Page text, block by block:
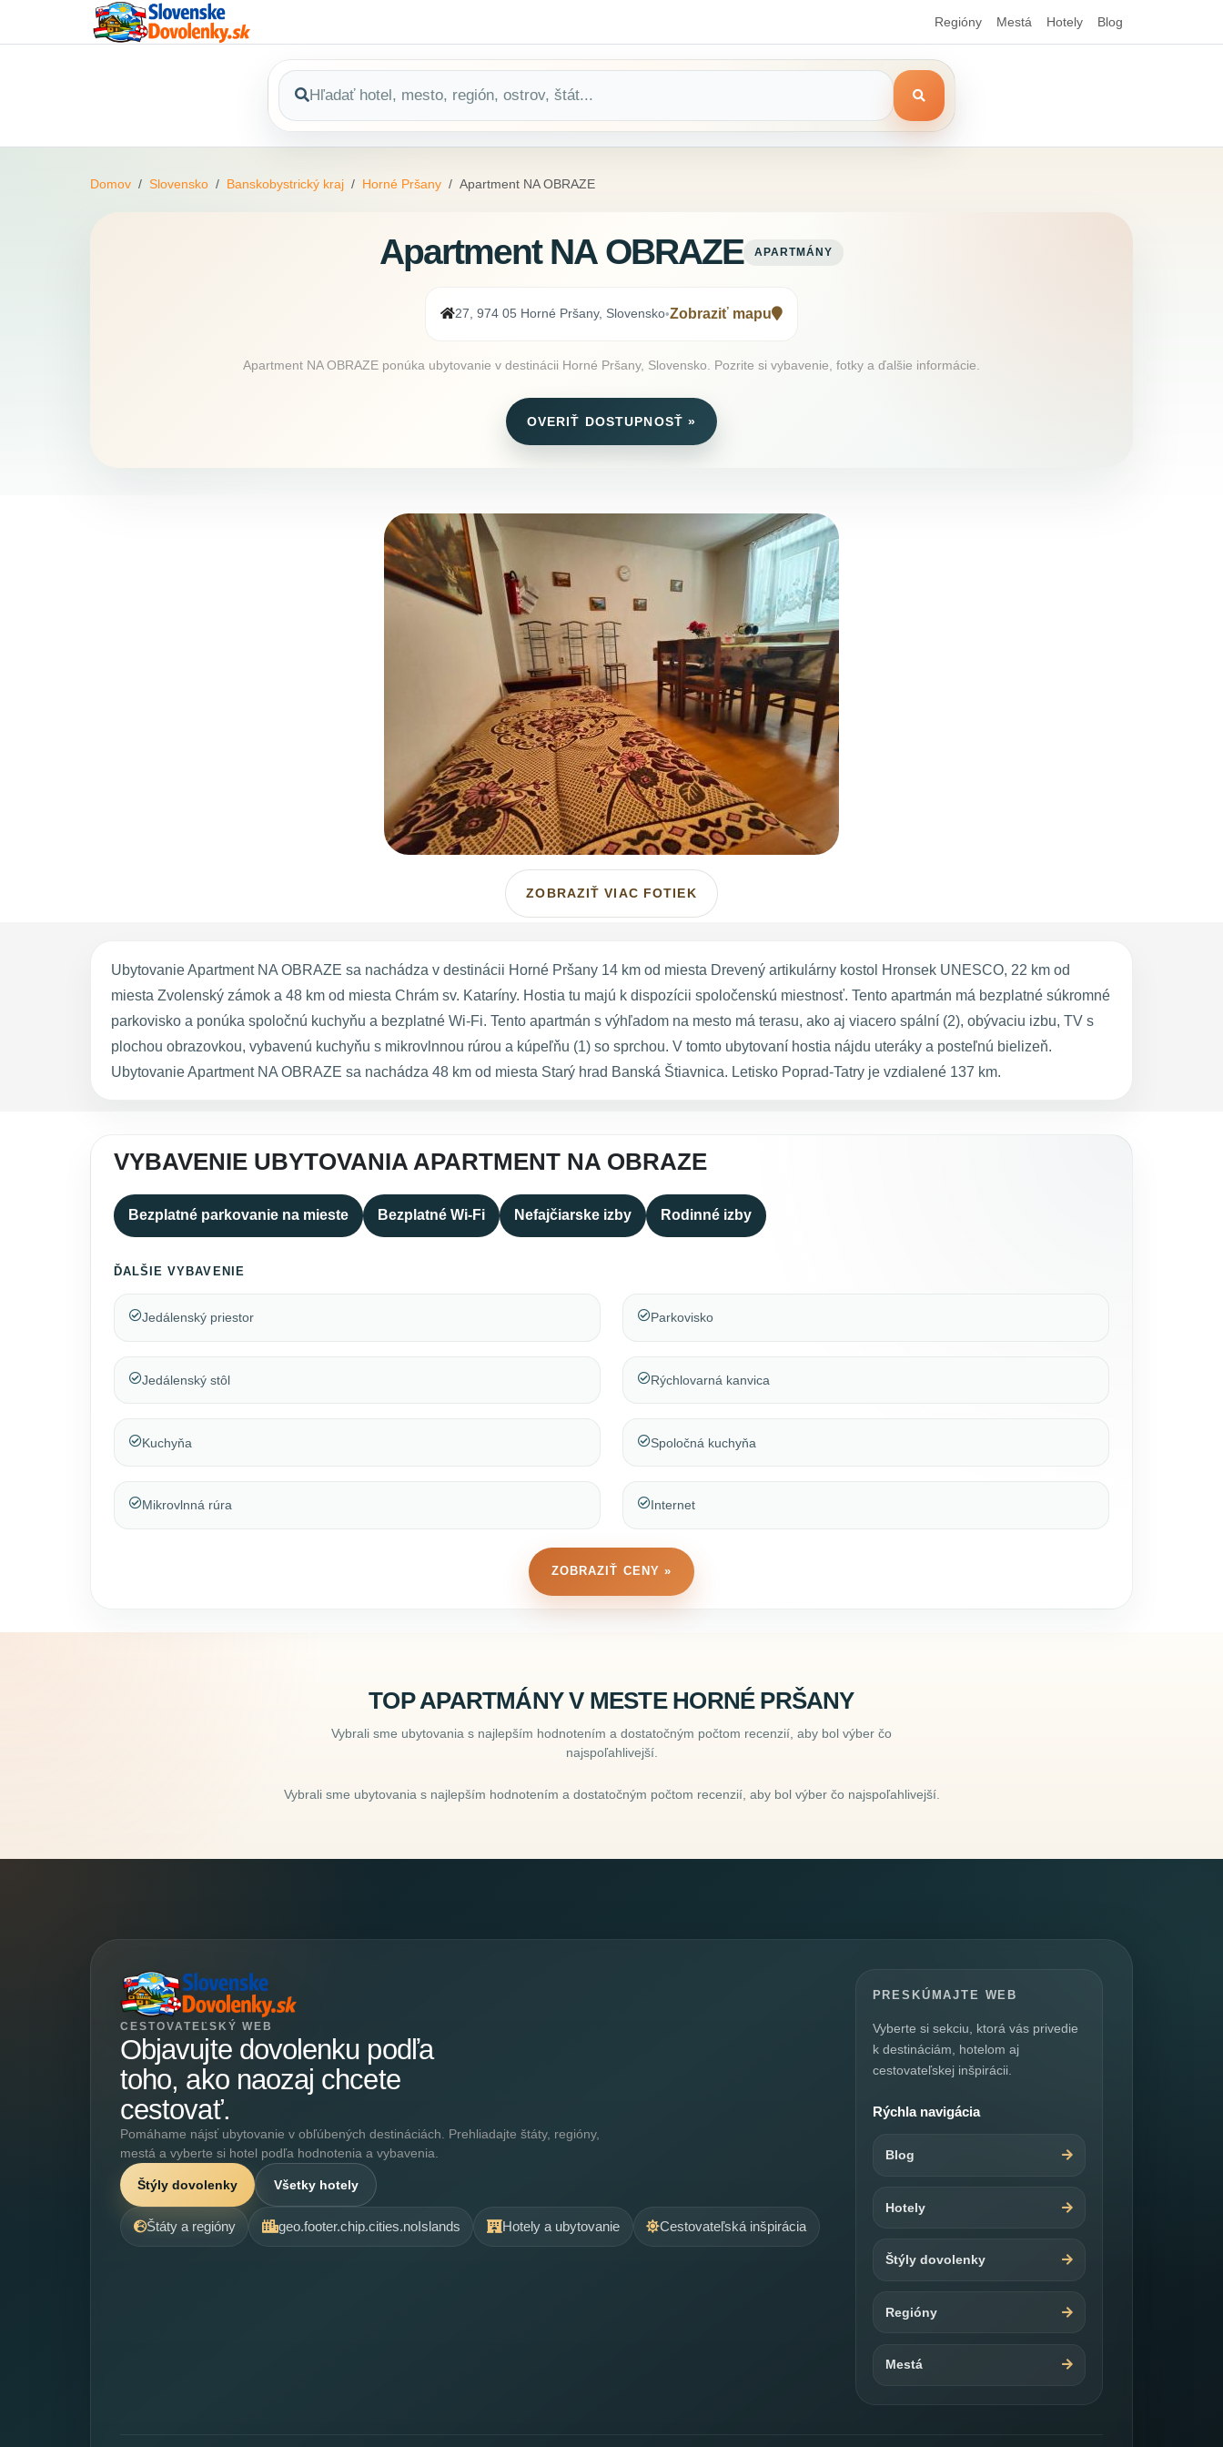
Regióny Mestá Hotely Blog
Domov Slovensko Banskobystrický kraj Horné Pršany Apartment NA OBRAZE
Apartment NA OBRAZE APARTMÁNY
27, 974 05 Horné Pršany, Slovensko•Zobraziť mapu
Apartment NA OBRAZE ponúka ubytovanie v destinácii Horné Pršany, Slovensko. Pozrite si vybavenie, fotky a ďalšie informácie.
OVERIŤ DOSTUPNOSŤ »
ZOBRAZIŤ VIAC FOTIEK
Ubytovanie Apartment NA OBRAZE sa nachádza v destinácii Horné Pršany 14 km od miesta Drevený artikulárny kostol Hronsek UNESCO, 22 km od
miesta Zvolenský zámok a 48 km od miesta Chrám sv. Kataríny. Hostia tu majú k dispozícii spoločenskú miestnosť. Tento apartmán má bezplatné súkromné
parkovisko a ponúka spoločnú kuchyňu a bezplatné Wi-Fi. Tento apartmán s výhľadom na mesto má terasu, ako aj viacero spální (2), obývaciu izbu, TV s
plochou obrazovkou, vybavenú kuchyňu s mikrovlnnou rúrou a kúpeľňu (1) so sprchou. V tomto ubytovaní hostia nájdu uteráky a posteľnú bielizeň.
Ubytovanie Apartment NA OBRAZE sa nachádza 48 km od miesta Starý hrad Banská Štiavnica. Letisko Poprad-Tatry je vzdialené 137 km.
VYBAVENIE UBYTOVANIA APARTMENT NA OBRAZE
Bezplatné parkovanie na mieste Bezplatné Wi-Fi Nefajčiarske izby Rodinné izby
ĎALŠIE VYBAVENIE
Jedálenský priestor
Jedálenský stôl
Kuchyňa
Mikrovlnná rúra
Parkovisko
Rýchlovarná kanvica
Spoločná kuchyňa
Internet
ZOBRAZIŤ CENY »
TOP APARTMÁNY V MESTE HORNÉ PRŠANY
Vybrali sme ubytovania s najlepším hodnotením a dostatočným počtom recenzií, aby bol výber čo
najspoľahlivejší.
Vybrali sme ubytovania s najlepším hodnotením a dostatočným počtom recenzií, aby bol výber čo najspoľahlivejší.
CESTOVATEĽSKÝ WEB
Objavujte dovolenku podľa
toho, ako naozaj chcete
cestovať.
Pomáhame nájsť ubytovanie v obľúbených destináciách. Prehliadajte štáty, regióny,
mestá a vyberte si hotel podľa hodnotenia a vybavenia.
Štýly dovolenky Všetky hotely
Štáty a regióny geo.footer.chip.cities.noIslands Hotely a ubytovanie Cestovateľská inšpirácia
PRESKÚMAJTE WEB
Vyberte si sekciu, ktorá vás privedie
k destináciám, hotelom aj
cestovateľskej inšpirácii.
Rýchla navigácia
Blog
Hotely
Štýly dovolenky
Regióny
Mestá